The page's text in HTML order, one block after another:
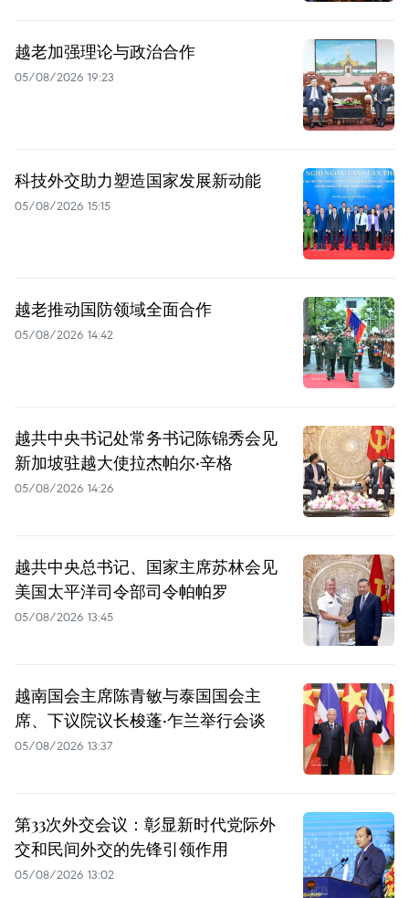
越老加强理论与政治合作
05/08/2026 19:23
科技外交助力塑造国家发展新动能
05/08/2026 15:15
越老推动国防领域全面合作
05/08/2026 14:42
越共中央书记处常务书记陈锦秀会见
新加坡驻越大使拉杰帕尔·辛格
05/08/2026 14:26
越共中央总书记、国家主席苏林会见
美国太平洋司令部司令帕帕罗
05/08/2026 13:45
越南国会主席陈青敏与泰国国会主
席、下议院议长梭蓬·乍兰举行会谈
05/08/2026 13:37
第33次外交会议：彰显新时代党际外
交和民间外交的先锋引领作用
05/08/2026 13:02